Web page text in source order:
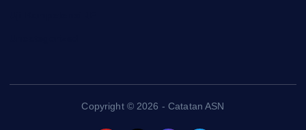
Copyright © 2026 - Catatan ASN